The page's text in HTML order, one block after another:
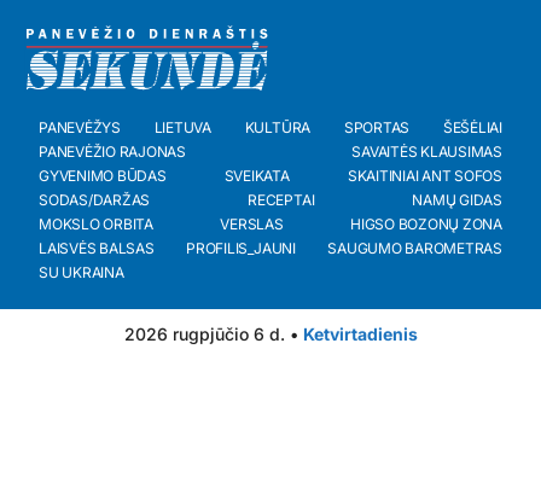
PANEVĖŽYS LIETUVA KULTŪRA SPORTAS
ŠEŠĖLIAI
PANEVĖŽIO RAJONAS
SAVAITĖS KLAUSIMAS
GYVENIMO BŪDAS
SVEIKATA
SKAITINIAI ANT SOFOS
SODAS/DARŽAS
RECEPTAI
NAMŲ GIDAS
MOKSLO ORBITA
VERSLAS
HIGSO BOZONŲ ZONA
LAISVĖS BALSAS
PROFILIS_JAUNI
SAUGUMO BAROMETRAS
SU UKRAINA
2026 rugpjūčio 6 d. • Ketvirtadienis